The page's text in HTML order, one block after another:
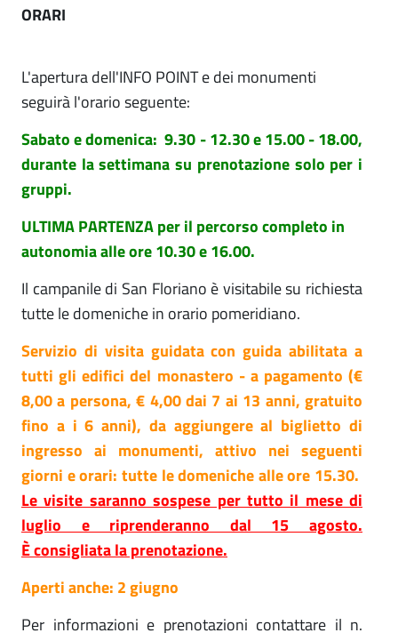
ORARI
L'apertura dell'INFO POINT e dei monumenti
seguirà l'orario seguente:
Sabato e domenica: 9.30 - 12.30 e 15.00 - 18.00,
durante la settimana su prenotazione solo per i
gruppi.
ULTIMA PARTENZA per il percorso completo in
autonomia alle ore 10.30 e 16.00.
Il campanile di San Floriano è visitabile su richiesta
tutte le domeniche in orario pomeridiano.
Servizio di visita guidata con guida abilitata a
tutti gli edifici del monastero - a pagamento (€
8,00 a persona, € 4,00 dai 7 ai 13 anni, gratuito
fino a i 6 anni), da aggiungere al biglietto di
ingresso ai monumenti, attivo nei seguenti
giorni e orari: tutte le domeniche alle ore 15.30.
Le visite saranno sospese per tutto il mese di
luglio e riprenderanno dal 15 agosto.
È consigliata la prenotazione.
Aperti anche: 2 giugno
Per informazioni e prenotazioni contattare il n.